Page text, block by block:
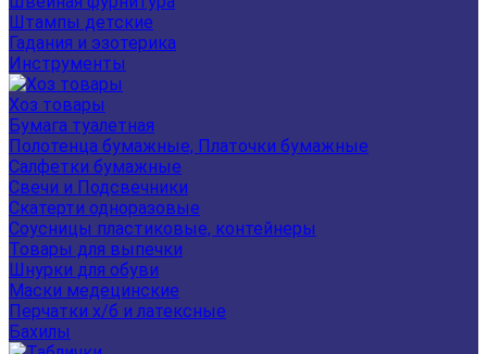
Штампы детские
Гадания и эзотерика
Инструменты
Хоз товары
Бумага туалетная
Полотенца бумажные, Платочки бумажные
Салфетки бумажные
Свечи и Подсвечники
Скатерти одноразовые
Соусницы пластиковые, контейнеры
Товары для выпечки
Шнурки для обуви
Маски медецинские
Перчатки х/б и латексные
Бахилы